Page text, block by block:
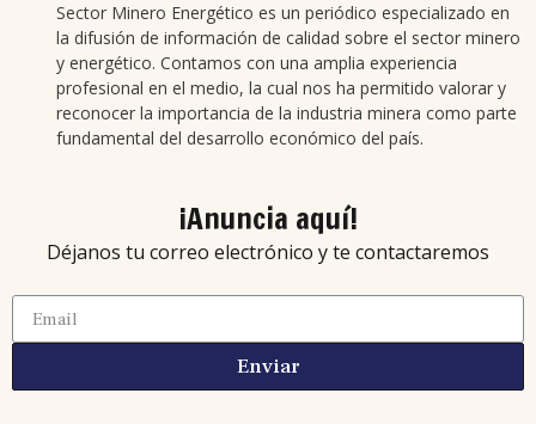
Sector Minero Energético es un periódico especializado en
la difusión de información de calidad sobre el sector minero
y energético. Contamos con una amplia experiencia
profesional en el medio, la cual nos ha permitido valorar y
reconocer la importancia de la industria minera como parte
fundamental del desarrollo económico del país.
¡Anuncia aquí!
Déjanos tu correo electrónico y te contactaremos
Enviar